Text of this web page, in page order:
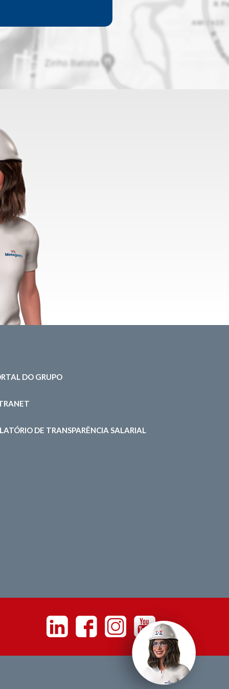
DO GRUPO
DE TRANSPARÊNCIA SALARIAL
Linkedin Facebook InstagramYoutube